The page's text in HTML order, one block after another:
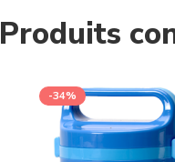
Produits
-34%